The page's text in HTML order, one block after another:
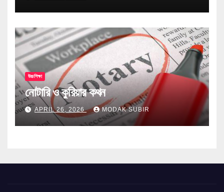
উচ্চশিক্ষা
নোটারি ও কুরিয়ার কথন
APRIL 26, 2026 MODAK SUBIR